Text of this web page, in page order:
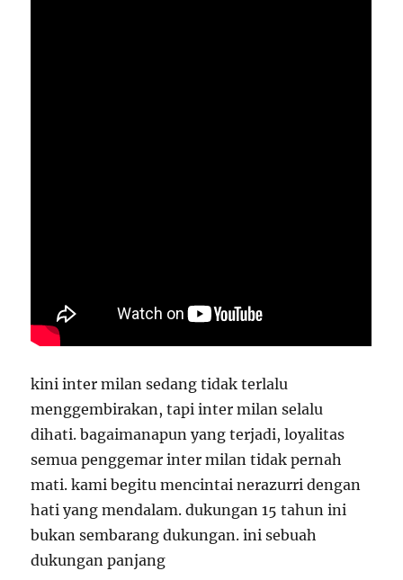
kini inter milan sedang tidak terlalu
menggembirakan, tapi inter milan selalu
dihati. bagaimanapun yang terjadi, loyalitas
semua penggemar inter milan tidak pernah
mati. kami begitu mencintai nerazurri dengan
hati yang mendalam. dukungan 15 tahun ini
bukan sembarang dukungan. ini sebuah
dukungan panjang